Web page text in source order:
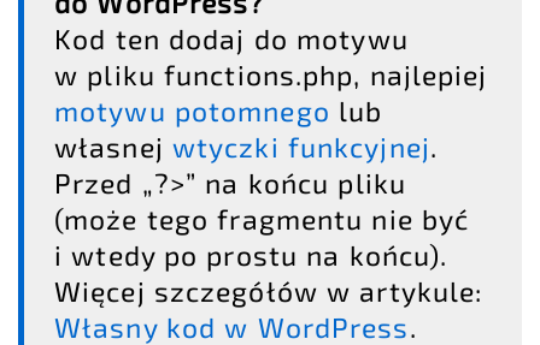
Kod ten dodaj do motywu
w pliku functions.php, najlepiej
motywu potomnego lub
własnej wtyczki funkcyjnej.
Przed „?>” na końcu pliku
(może tego fragmentu nie być
i wtedy po prostu na końcu).
Więcej szczegółów w artykule:
Własny kod w WordPress.